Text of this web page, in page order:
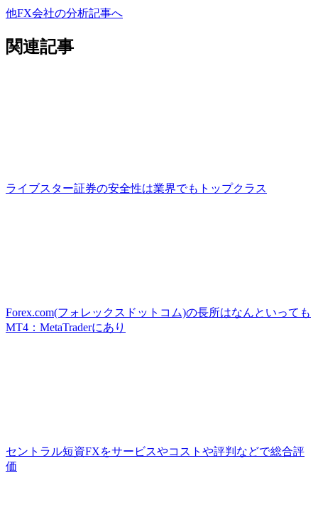
他FX会社の分析記事へ
関連記事
ライブスター証券の安全性は業界でもトップクラス
Forex.com(フォレックスドットコム)の長所はなんといっても
MT4：MetaTraderにあり
セントラル短資FXをサービスやコストや評判などで総合評
価